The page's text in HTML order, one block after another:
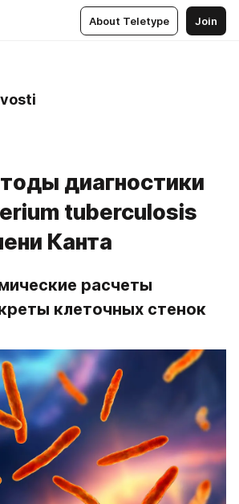
About Teletype Join
диагностики
tuberculosis
Канта
расчеты
клеточных стенок